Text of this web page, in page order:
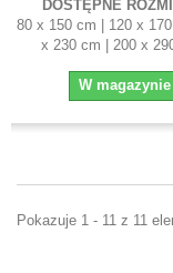
DOSTĘPNE
80 x 150 cm | 120 x
x 230 cm | 200 x 290
W magazynie
Pokazuje 1 - 11 z 11